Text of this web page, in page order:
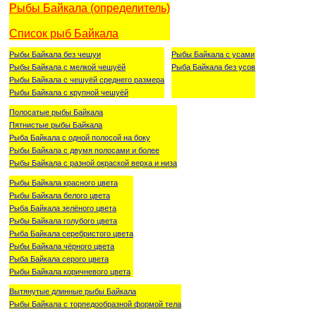
Рыбы Байкала (определитель)
Список рыб Байкала
Рыбы Байкала без чешуи
Рыбы Байкала с мелкой чешуёй
Рыбы Байкала с чешуёй среднего размера
Рыбы Байкала с крупной чешуёй
Рыбы Байкала с усами
Рыба Байкала без усов
Полосатые рыбы Байкала
Пятнистые рыбы Байкала
Рыба Байкала с одной полосой на боку
Рыбы Байкала с двумя полосами и более
Рыбы Байкала с разной окраской верха и низа
Рыбы Байкала красного цвета
Рыбы Байкала белого цвета
Рыба Байкала зелёного цвета
Рыбы Байкала голубого цвета
Рыба Байкала серебристого цвета
Рыбы Байкала чёрного цвета
Рыба Байкала серого цвета
Рыбы Байкала коричневого цвета
Вытянутые длинные рыбы Байкала
Рыбы Байкала с торпедообразной формой тела